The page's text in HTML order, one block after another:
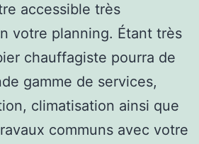
accessible très
votre planning. Étant très
chauffagiste pourra de
gamme de services,
climatisation ainsi que
communs avec votre